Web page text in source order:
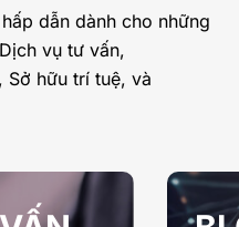
dẫn dành cho những
vụ tư vấn,
Sở hữu trí tuệ, và